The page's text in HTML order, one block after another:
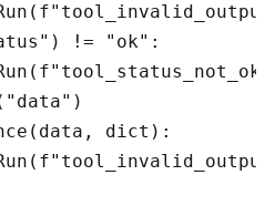
!= "ok":
dict):